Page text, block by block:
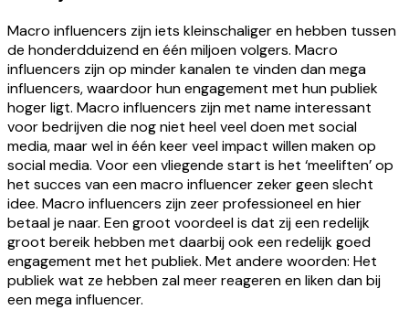
Macro influencers zijn iets kleinschaliger en hebben tussen
de honderdduizend en één miljoen volgers. Macro
influencers zijn op minder kanalen te vinden dan mega
influencers, waardoor hun engagement met hun publiek
hoger ligt. Macro influencers zijn met name interessant
voor bedrijven die nog niet heel veel doen met social
media, maar wel in één keer veel impact willen maken op
social media. Voor een vliegende start is het ‘meeliften’ op
het succes van een macro influencer zeker geen slecht
idee. Macro influencers zijn zeer professioneel en hier
betaal je naar. Een groot voordeel is dat zij een redelijk
groot bereik hebben met daarbij ook een redelijk goed
engagement met het publiek. Met andere woorden: Het
publiek wat ze hebben zal meer reageren en liken dan bij
een mega influencer.